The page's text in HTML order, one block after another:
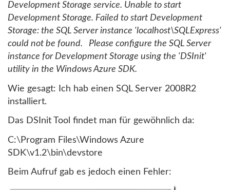
Development Storage service. Unable to start
Development Storage. Failed to start Development
Storage: the SQL Server instance 'localhost\SQLExpress'
could not be found. Please configure the SQL Server
instance for Development Storage using the 'DSInit'
utility in the Windows Azure SDK.
Wie gesagt: Ich hab einen SQL Server 2008R2
installiert.
Das DSInit Tool findet man für gewöhnlich da:
C:\Program Files\Windows Azure
SDK\v1.2\bin\devstore
Beim Aufruf gab es jedoch einen Fehler: